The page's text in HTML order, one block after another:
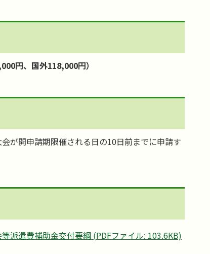
円、国外118,000円）
が開申請期限催される日の10日前までに申請す
派遣費補助金交付要綱 (PDFファイル: 103.6KB)